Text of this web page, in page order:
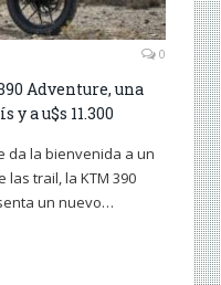
0
Adventure, una
a u$s 11.300
da la bienvenida a un
trail, la KTM 390
un nuevo…